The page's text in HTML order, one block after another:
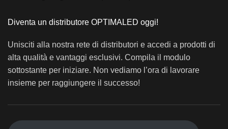
Diventa un distributore OPTIMALED oggi!
Unisciti alla nostra rete di distributori e accedi a prodotti di
alta qualità e vantaggi esclusivi. Compila il modulo
sottostante per iniziare. Non vediamo l’ora di lavorare
insieme per raggiungere il successo!